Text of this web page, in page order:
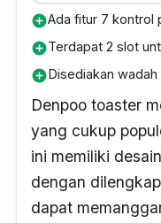
add_circleAda fitur 7 kontrol
add_circleTerdapat 2 slot
add_circle Disediakan
Denpoo toaster
yang cukup
ini memiliki
dengan
dapat